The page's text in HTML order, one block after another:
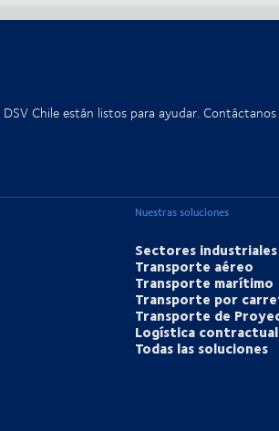
Chile están listos para ayudar.
Nuestras soluciones
Sectores industriales
Transporte aéreo
Transporte marítimo
Transporte por
Transporte de
Logística contractual
Todas las soluciones